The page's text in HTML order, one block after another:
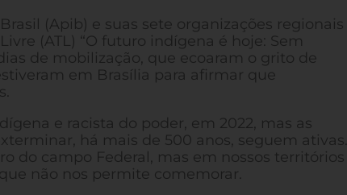
(Apib) e suas sete organizações regionais
(ATL) “O futuro indígena é hoje: Sem
de mobilização, que ecoaram o grito de
em Brasília para afirmar que
e racista do poder, em 2022, mas as
há mais de 500 anos, seguem ativas.
do campo Federal, mas em nossos territórios
não nos permite comemorar.